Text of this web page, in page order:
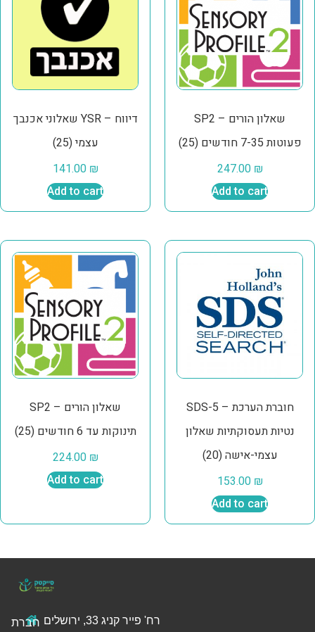
שאלוני אכנבך YSR – דיווח
עצמי (25)
141.00 ₪
Add to cart
SP2 שאלון הורים –
פעוטות 7-35 חודשים (25)
247.00 ₪
Add to cart
SP2 שאלון הורים –
תינוקות עד 6 חודשים (25)
224.00 ₪
Add to cart
SDS-5 – חוברת הערכת
נטיות תעסוקתיות שאלון
עצמי-אישה (20)
153.00 ₪
Add to cart
רח' פייר קניג 33, ירושלים
חברת